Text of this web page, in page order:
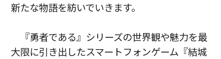
新たな物語を紡いでいきます。
『勇者である』シリーズの世界観や魅力を最
大限に引き出したスマートフォンゲーム『結城